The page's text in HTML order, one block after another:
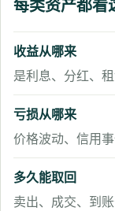
每类资产都看
收益从哪来
是利息、分红、
亏损从哪来
价格波动、信用
多久能取回
卖出、成交、到